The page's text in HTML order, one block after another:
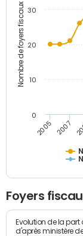
Nombre de foyers fiscaux
2005 2007
0
10
20
30
Foyers
Evolution de la part
d'après ministère